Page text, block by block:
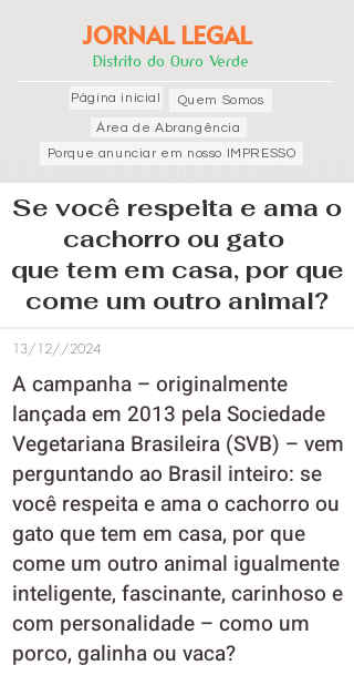
JORNAL LEGAL
Distrito do Ouro Verde
Página inicial
Porque anunciar em nosso IMPRESSO
Área de Abrangência
Quem Somos
Se você respeita e ama o
cachorro ou gato
que tem em casa, por que
come um outro animal?
13/12//2024
A campanha – originalmente
lançada em 2013 pela Sociedade
Vegetariana Brasileira (SVB) – vem
perguntando ao Brasil inteiro: se
você respeita e ama o cachorro ou
gato que tem em casa, por que
come um outro animal igualmente
inteligente, fascinante, carinhoso e
com personalidade – como um
porco, galinha ou vaca?